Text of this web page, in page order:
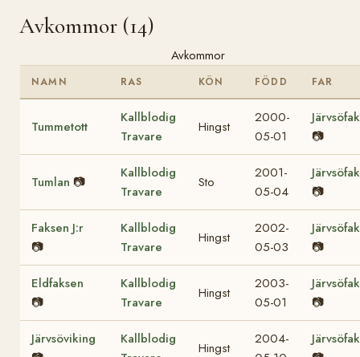
Avkommor (14)
Avkommor
NAMN RAS KÖN FÖDD FAR
Tummetott
Kallblodig
Travare
Hingst
2000-
05-01
📷
Tumlan 📷
Kallblodig
Travare
Sto
2001-
05-04
📷
Faksen J:r
📷
Kallblodig
Travare
Hingst
2002-
05-03
📷
Eldfaksen
📷
Kallblodig
Travare
Hingst
2003-
05-01
📷
Järvsöviking
Kallblodig
Hingst
2004-